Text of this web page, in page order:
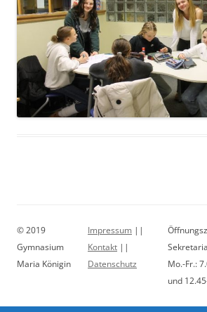
© 2019
Gymnasium
Maria Königin
Impressum ||
Kontakt ||
Datenschutz
Mo.-Fr.:
und